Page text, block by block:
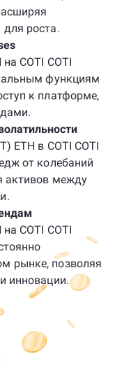
роста.
COTI COTI
функциям
к платформе,
ETH в COTI COTI
от колебаний
активов между
COTI COTI
рынке, позволяя
инновации.